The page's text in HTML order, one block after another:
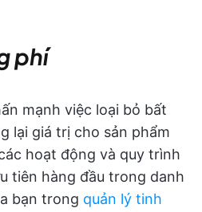
phí
mạnh việc loại bỏ bất
lại giá trị cho sản phẩm
hoạt động và quy trình
tiên hàng đầu trong danh
bạn trong quản lý tinh